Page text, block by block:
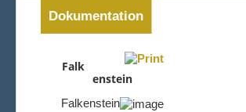
Dokumentation
Falk
enstein
Falkenstein